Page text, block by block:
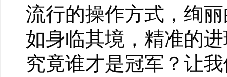
流行的操作方式，绚
如身临其境，精准的
究竟谁才是冠军？让